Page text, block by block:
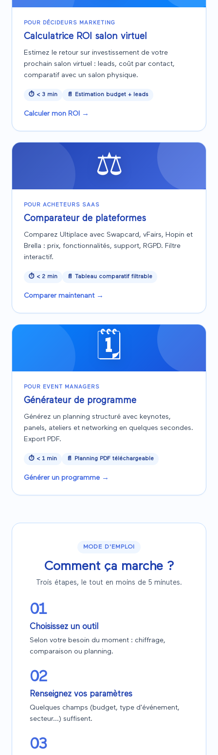
POUR DÉCIDEURS MARKETING
Calculatrice ROI salon virtuel
Estimez le retour sur investissement de votre
prochain salon virtuel : leads, coût par contact,
comparatif avec un salon physique.
⏱ < 3 min 📄 Estimation budget + leads
Calculer mon ROI →
⚖️
POUR ACHETEURS SAAS
Comparateur de plateformes
Comparez Ultiplace avec Swapcard, vFairs, Hopin et
Brella : prix, fonctionnalités, support, RGPD. Filtre
interactif.
⏱ < 2 min 📄 Tableau comparatif filtrable
Comparer maintenant→
🗓️
POUR EVENT MANAGERS
Générateur de programme
Générez un planning structuré avec keynotes,
panels, ateliers et networking en quelques secondes.
Export PDF.
⏱ < 1 min 📄 Planning PDF téléchargeable
Générer un programme →
MODE D'EMPLOI
Comment ça marche ?
Trois étapes, le tout en moins de 5 minutes.
01
Choisissez un outil
Selon votre besoin du moment : chiffrage,
comparaison ou planning.
02
Renseignez vos paramètres
Quelques champs (budget, type d'événement,
secteur…) suffisent.
03